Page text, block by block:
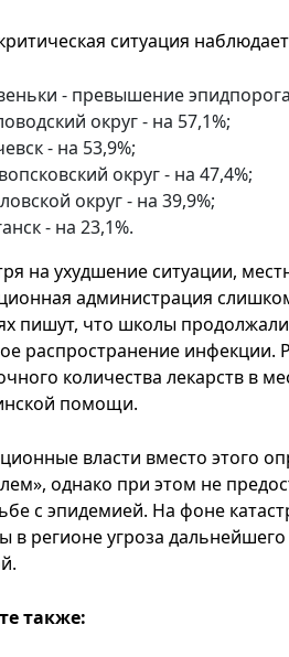
ситуация
- превышение
округ - на 57,1%;
- на 53,9%;
округ - на 47,4%;
округ - на 39,9%;
- на 23,1%.
на ухудшение ситуации,
администрация
пишут, что школы
распространение инфекции.
количества лекарств в
помощи.
власти вместо этого
однако при этом не
с эпидемией. На фоне
в регионе угроза
также: